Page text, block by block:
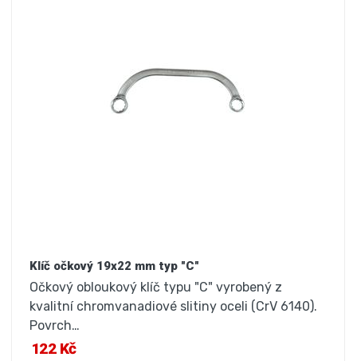
Klíč očkový 19x22 mm typ "C"
Očkový obloukový klíč typu "C" vyrobený z
kvalitní chromvanadiové slitiny oceli (CrV 6140).
Povrch…
122 Kč